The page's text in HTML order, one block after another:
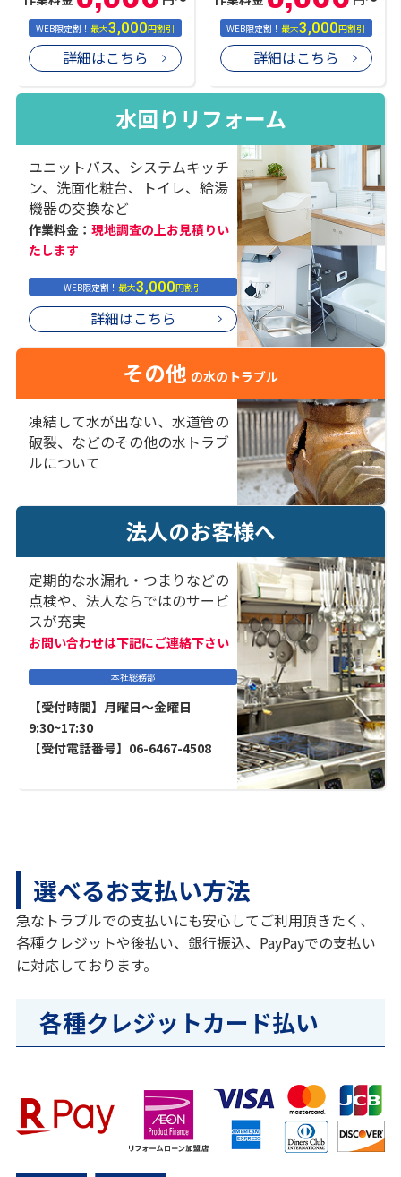
WEB限定割！最大3,000円割引
詳細はこちら
WEB限定割！最大3,000円割引
詳細はこちら
水回りリフォーム
ユニットバス、システムキッチ
ン、洗面化粧台、トイレ、給湯
機器の交換など
作業料金： 現地調査の上お見積りい
たします
WEB限定割！最大3,000円割引
詳細はこちら
その他 の水のトラブル
凍結して水が出ない、水道管の
破裂、などのその他の水トラブ
ルについて
法人のお客様へ
定期的な水漏れ・つまりなどの
点検や、法人ならではのサービ
スが充実
お問い合わせは下記にご連絡下さい
本社総務部
【受付時間】月曜日～金曜日
9:30~17:30
【受付電話番号】06-6467-4508
選べるお支払い方法
急なトラブルでの支払いにも安心してご利用頂きたく、
各種クレジットや後払い、銀行振込、PayPayでの支払い
に対応しております。
各種クレジットカード払い